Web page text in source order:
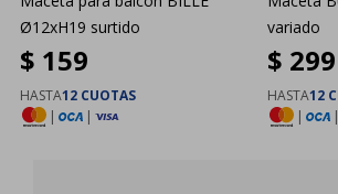
Ø12xH19 surtido
$ 159
HASTA12 CUOTAS
|
|
variado
$ 299
HASTA12
|
|